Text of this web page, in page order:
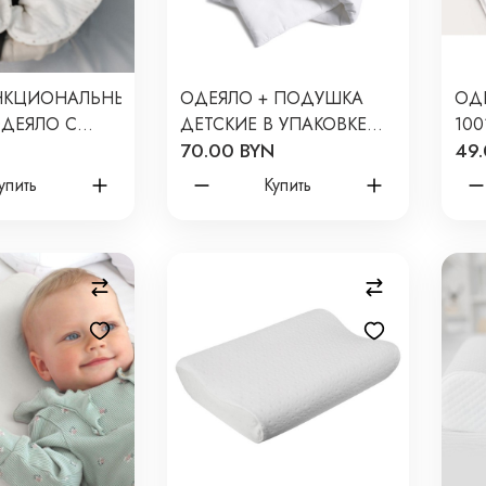
С
0003
ОДЕЯЛО + ПОДУШКА
ДЕТСКИЕ В УПАКОВКЕ
ОП2
70.00 BYN
Купить